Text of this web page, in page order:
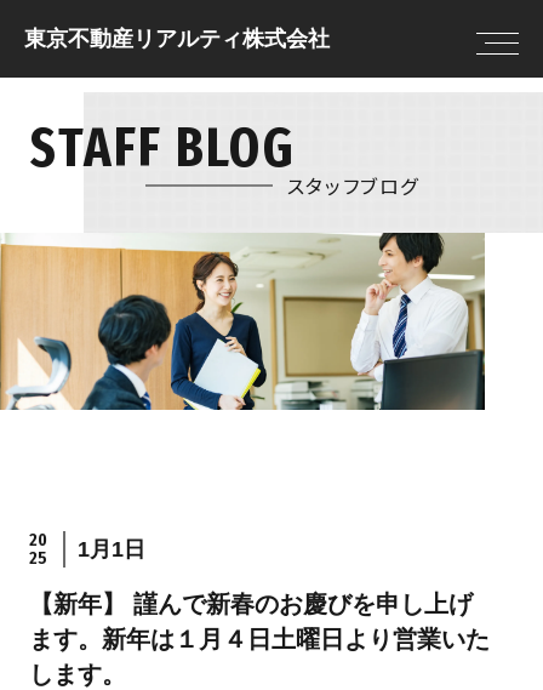
東京不動産リアルティ株式会社
トップページ
現地販売会
NEWS
住まいを借りる
借りる前に決めてお
借りる流れ
住まいを借りるの
住まいを売る
住まいを借りる
住まいを売る
リフォーム
STAFF BLOG
スタッフブログ
20
25
1月1日
【新年】 謹んで新春のお慶びを申し上げ
ます。新年は１月４日土曜日より営業いた
します。